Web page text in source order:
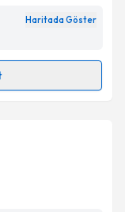
Haritada Göster
takvimi talebi
için bir